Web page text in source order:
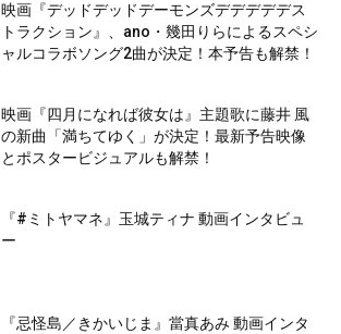
映画『デッドデッドデーモンズデデデデデス
トラクション』、ano・幾田りらによるスペシ
ャルコラボソング2曲が決定！本予告も解禁！
映画『四月になれば彼女は』主題歌に藤井 風
の新曲「満ちてゆく」が決定！最新予告映像
とポスタービジュアルも解禁！
『#ミトヤマネ』玉城ティナ 動画インタビュ
ー
『忌怪島／きかいじま』當真あみ 動画インタ